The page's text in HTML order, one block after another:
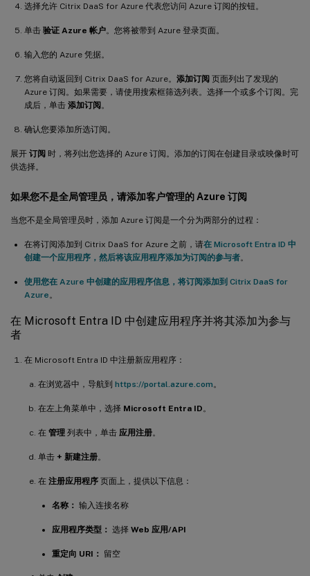
选择允许 Citrix DaaS for Azure 代表您访问 Azure 订阅的按钮。
单击 验证 Azure 帐户。您将被带到 Azure 登录页面。
输入您的 Azure 凭据。
您将自动返回到 Citrix DaaS for Azure。 添加订阅 页面列出了发现的
Azure 订阅。如果需要，请使用搜索框筛选列表。选择一个或多个订阅。完
成后，单击 添加订阅。
确认您要添加所选订阅。
展开 订阅 时，将列出您选择的 Azure 订阅。添加的订阅在创建目录或映像时可
供选择。
如果您不是全局管理员，请添加客户管理的 Azure 订阅
当您不是全局管理员时，添加 Azure 订阅是一个分为两部分的过程：
在将订阅添加到 Citrix DaaS for Azure 之前，请在 Microsoft Entra ID 中
创建一个应用程序，然后将该应用程序添加为订阅的参与者。
使用您在 Azure 中创建的应用程序信息，将订阅添加到 Citrix DaaS for
Azure 。
在 Microsoft Entra ID 中创建应用程序并将其添加为参与
者
在 Microsoft Entra ID 中注册新应用程序：
在浏览器中，导航到 https://portal.azure.com 。
在左上角菜单中，选择 Microsoft Entra ID 。
在 管理 列表中，单击 应用注册。
单击 + 新建注册。
在 注册应用程序 页面上，提供以下信息：
名称： 输入连接名称
应用程序类型： 选择 Web 应用/API
重定向 URI： 留空